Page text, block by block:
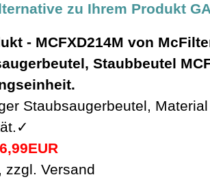
zu Ihrem Produkt
- MCFXD214M von
Staubsaugerbeutel,
zzgl. Versand